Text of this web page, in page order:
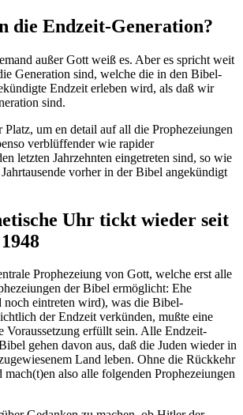
die Endzeit-Generation?
außer Gott weiß es. Aber es spricht weit
Generation sind, welche die in den Bibel-
Endzeit erleben wird, als daß wir
sind.
um en detail auf all die Prophezeiungen
verblüffender wie rapider
letzten Jahrzehnten eingetreten sind, so wie
vorher in der Bibel angekündigt
Uhr tickt wieder seit
Prophezeiung von Gott, welche erst alle
der Bibel ermöglicht: Ehe
noch eintreten wird), was die Bibel-
der Endzeit verkünden, mußte eine
Voraussetzung erfüllt sein. Alle Endzeit-
gehen davon aus, daß die Juden wieder in
Land leben. Ohne die Rückkehr
also alle folgenden Prophezeiungen